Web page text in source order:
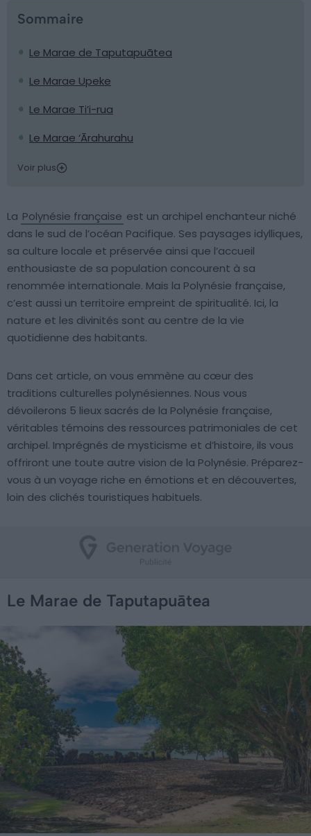
Sommaire
Le Marae de Taputapuātea
Le Marae Upeke
Le Marae Ti’i-rua
Le Marae ‘Ārahurahu
Voir plus
La Polynésie française est un archipel enchanteur niché
dans le sud de l’océan Pacifique. Ses paysages idylliques,
sa culture locale et préservée ainsi que l’accueil
enthousiaste de sa population concourent à sa
renommée internationale. Mais la Polynésie française,
c’est aussi un territoire empreint de spiritualité. Ici, la
nature et les divinités sont au centre de la vie
quotidienne des habitants.
Dans cet article, on vous emmène au cœur des
traditions culturelles polynésiennes. Nous vous
dévoilerons 5 lieux sacrés de la Polynésie française,
véritables témoins des ressources patrimoniales de cet
archipel. Imprégnés de mysticisme et d’histoire, ils vous
offriront une toute autre vision de la Polynésie. Préparez-
vous à un voyage riche en émotions et en découvertes,
loin des clichés touristiques habituels.
Le Marae de Taputapuātea